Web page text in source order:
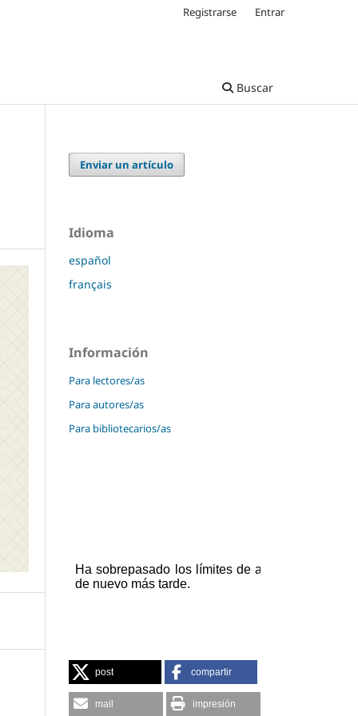
Buscar
Registrarse Entrar
Enviar un artículo
Idioma
español
français
Información
Para lectores/as
Para autores/as
Para bibliotecarios/as
post compartir
mail impresión